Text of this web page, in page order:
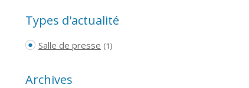
Types d'actualité
Salle de presse (1)
Archives